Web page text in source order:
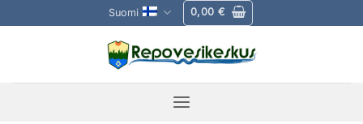
to
Suomi 0,00 €